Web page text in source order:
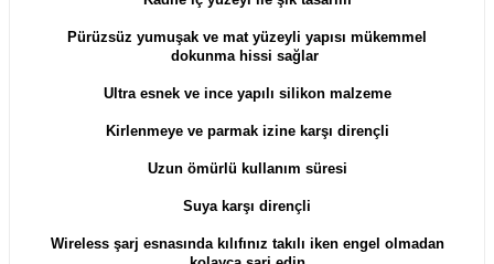
Pürüzsüz yumuşak ve mat yüzeyli yapısı mükemmel
dokunma hissi sağlar
Ultra esnek ve ince yapılı silikon malzeme
Kirlenmeye ve parmak izine karşı dirençli
Uzun ömürlü kullanım süresi
Suya karşı dirençli
Wireless şarj esnasında kılıfınız takılı iken engel olmadan